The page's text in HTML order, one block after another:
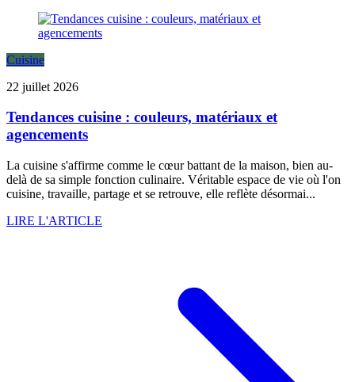
Cuisine
22 juillet 2026
Tendances cuisine : couleurs, matériaux et
agencements
La cuisine s'affirme comme le cœur battant de la maison, bien au-
delà de sa simple fonction culinaire. Véritable espace de vie où l'on
cuisine, travaille, partage et se retrouve, elle reflète désormai...
LIRE L'ARTICLE